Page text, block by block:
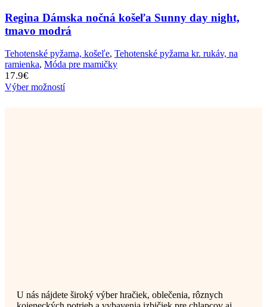
Regina Dámska nočná košeľa Sunny day night,
tmavo modrá
Tehotenské pyžama, košeľe, Tehotenské pyžama kr. rukáv, na
ramienka, Móda pre mamičky
17.9€
Výber možností
U nás nájdete široký výber hračiek, oblečenia, rôznych